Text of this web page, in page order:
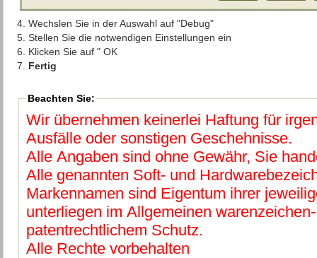
4. Wechslen Sie in der Auswahl auf "Debug"
5. Stellen Sie die notwendigen Einstellungen ein
6. Klicken Sie auf " OK
7. Fertig
Beachten Sie:
Wir übernehmen keinerlei Haftung für
Ausfälle oder sonstigen Geschehnisse.
Alle Angaben sind ohne Gewähr, Sie
Alle genannten Soft- und
Markennamen sind Eigentum ihrer
unterliegen im Allgemeinen
patentrechtlichem Schutz.
Alle Rechte vorbehalten